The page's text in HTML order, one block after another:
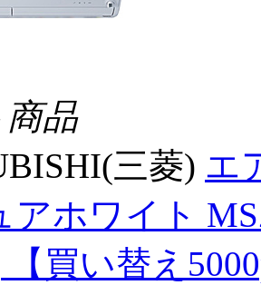
品
三菱) エ
アホワイト
買い替え